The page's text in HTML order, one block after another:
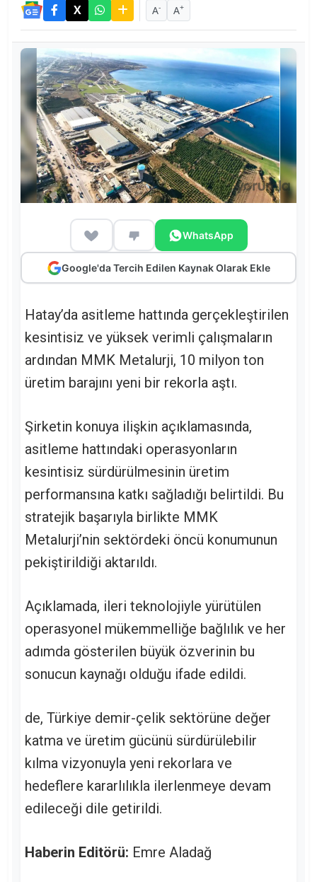
A- A+
WhatsApp
Google'da Tercih Edilen Kaynak Olarak Ekle
Hatay’da asitleme hattında gerçekleştirilen
kesintisiz ve yüksek verimli çalışmaların
ardından MMK Metalurji, 10 milyon ton
üretim barajını yeni bir rekorla aştı.
Şirketin konuya ilişkin açıklamasında,
asitleme hattındaki operasyonların
kesintisiz sürdürülmesinin üretim
performansına katkı sağladığı belirtildi. Bu
stratejik başarıyla birlikte MMK
Metalurji’nin sektördeki öncü konumunun
pekiştirildiği aktarıldı.
Açıklamada, ileri teknolojiyle yürütülen
operasyonel mükemmelliğe bağlılık ve her
adımda gösterilen büyük özverinin bu
sonucun kaynağı olduğu ifade edildi.
de, Türkiye demir-çelik sektörüne değer
katma ve üretim gücünü sürdürülebilir
kılma vizyonuyla yeni rekorlara ve
hedeflere kararlılıkla ilerlenmeye devam
edileceği dile getirildi.
Haberin Editörü: Emre Aladağ